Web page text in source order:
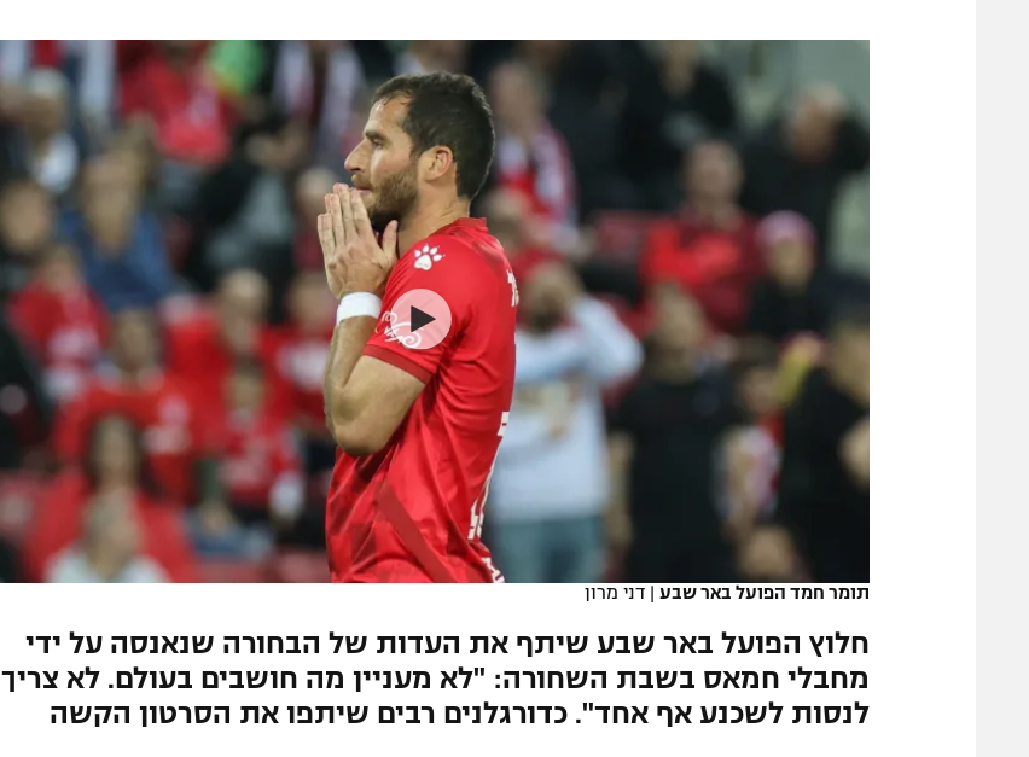
תקנון עבור פעילות אלקטרה
תקנון עבור פעילות ספורט 1 – "מרלן"
טניס
תנאי שימוש
מדיניות פרטיות
תקנון פעילות ספורט 1
רשיון להקרנה פומבית לבית עסק
הצטרפות לחבילת הערוצים
לוח דרושים – ג'ובנט
הפועל תל אביב
הפועל חיפה
הפועל באר שבע
מכבי נתניה
בני יהודה
ליגה סינית
ליגה ברזילאית
ליגות נוספות
תומר חמד הפועל באר שבע | דני מרון
חלוץ הפועל באר שבע שיתף את העדות של הבחורה שנאנסה על ידי
מחבלי חמאס בשבת השחורה: "לא מעניין מה חושבים בעולם. לא צריך
לנסות לשכנע אף אחד". כדורגלנים רבים שיתפו את הסרטון הקשה